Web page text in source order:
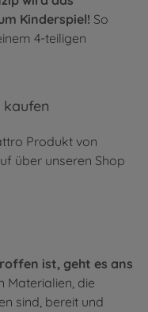
Kinderspiel! So
4-teiligen
kaufen
Produkt von
über unseren Shop
ist, geht es ans
Materialien, die
sind, bereit und